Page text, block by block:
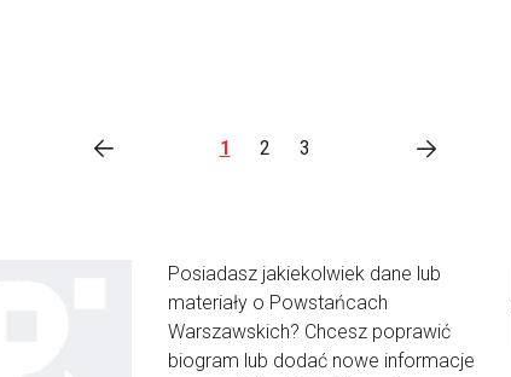
1 2 3
Posiadasz jakiekolwiek dane lub
materiały o Powstańcach
Warszawskich? Chcesz poprawić
biogram lub dodać nowe informacje